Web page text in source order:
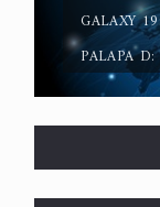
GALAXY
PALAPA